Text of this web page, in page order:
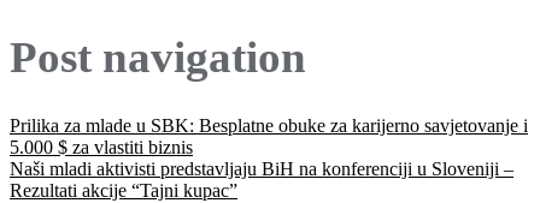
Post navigation
Prilika za mlade u SBK: Besplatne obuke za karijerno savjetovanje i
5.000 $ za vlastiti biznis
Naši mladi aktivisti predstavljaju BiH na konferenciji u Sloveniji –
Rezultati akcije “Tajni kupac”